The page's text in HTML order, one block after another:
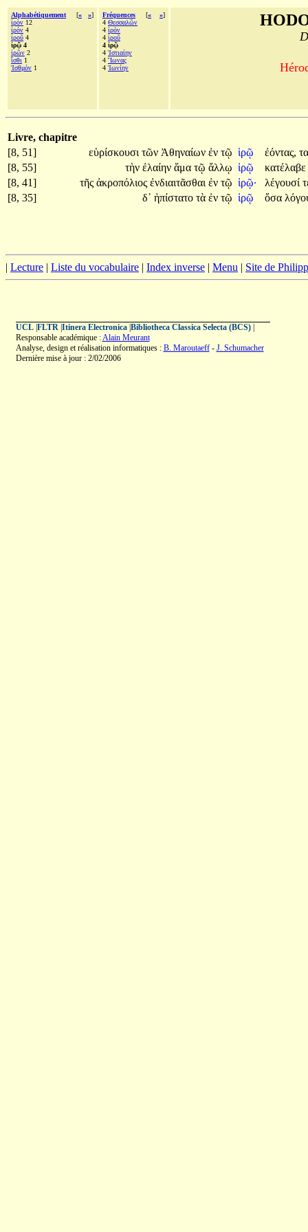
Alphabétiquement [« »]
ἱρὸν 12
ἱρόν 4
ἱροῦ 4
ἱρῷ 4
ἱρῶν 2
ἴσθι 1
Ἰσθμόν 1
Fréquences [« »]
4 Θεσσαλῶν
4 ἱρόν
4 ἱροῦ
4 ἱρῷ
4 Ἱστιαίην
4 Ἴωνας
4 Ἰωνίην
Livre, chapitre
[8, 51]
εὑρίσκουσι τῶν Ἀθηναίων ἐν τῷ ἱρῷ ἐόντας,
[8, 55]
τὴν ἐλαίην ἅμα τῷ ἄλλῳ ἱρῷ
κατέλαβε
[8, 41]
τῆς ἀκροπόλιος ἐνδιαιτᾶσθαι ἐν τῷ ἱρῷ· λέγουσί
[8, 35]
δ᾽ ἠπίστατο τὰ ἐν τῷ ἱρῷ ὅσα
| Lecture | Liste du vocabulaire | Index inverse | Menu | Site de
UCL| FLTR| Itinera Electronica| Bibliotheca Classica Selecta (BCS)|
Responsable académique :Alain Meurant
Analyse, design et réalisation informatiques : B. Maroutaeff- J. Schumacher
Dernière mise à jour : 2/02/2006